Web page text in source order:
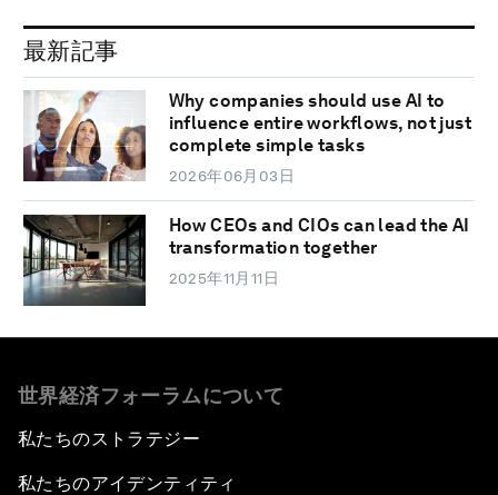
最新記事
Why companies should use AI to
influence entire workflows, not just
complete simple tasks
2026年06月03日
How CEOs and CIOs can lead the AI
transformation together
2025年11月11日
世界経済フォーラムについて
私たちのストラテジー
私たちのアイデンティティ